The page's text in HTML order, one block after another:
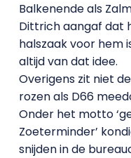
Balkenende als
Dittrich aangaf dat
halszaak voor hem
altijd van dat idee.
Overigens zit niet
rozen als D66
Onder het motto
Zoeterminder’
snijden in de